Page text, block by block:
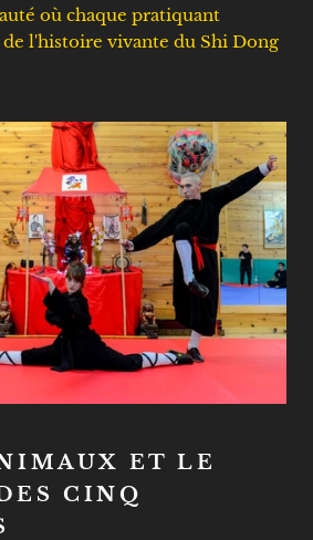
où chaque pratiquant
l'histoire vivante du Shi Dong
ET LE
CINQ